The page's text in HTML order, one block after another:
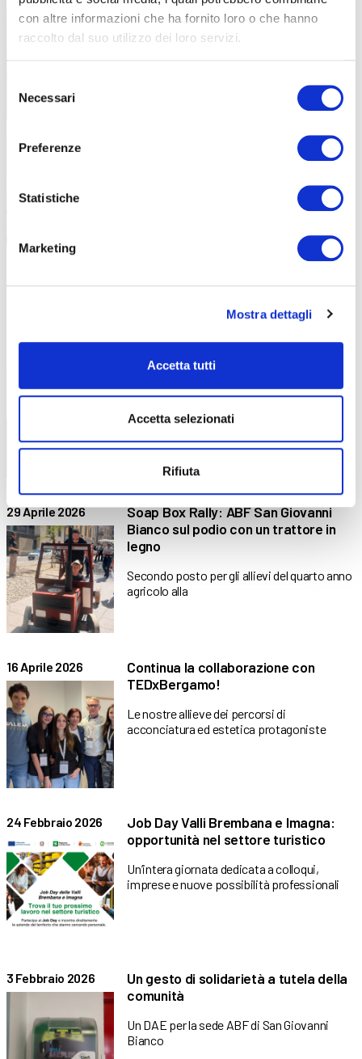
con altre informazioni che ha fornito loro o che hanno
raccolto dal suo utilizzo dei loro servizi.
delNecessari
Preferenze
Statistiche
Marketing
Mostra dettagli
Accetta tutti
Accetta selezionati
Rifiuta
ABFNEWS
Libri di testo – AF26-27
Tutti i libri di testo necessari per il prossimo
Anno
29 Aprile 2026
Soap Box Rally: ABF San Giovanni
Bianco sul podio con un trattore in
legno
Secondo posto per gli allievi del quarto anno
agricolo alla
16 Aprile 2026
Continua la collaborazione con
TEDxBergamo!
Le nostre allieve dei percorsi di
acconciatura ed estetica protagoniste
24 Febbraio 2026
Job Day Valli Brembana e Imagna:
opportunità nel settore turistico
Un’intera giornata dedicata a colloqui,
imprese e nuove possibilità professionali
3 Febbraio 2026
Un gesto di solidarietà a tutela della
comunità
Un DAE per la sede ABF di San Giovanni
Bianco